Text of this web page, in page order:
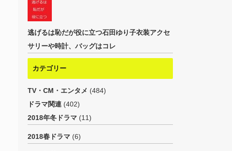
逃げるは恥だが役に立つ石田ゆり子衣装アクセ
サリーや時計、バッグはコレ
カテゴリー
TV・CM・エンタメ (484)
ドラマ関連 (402)
2018年冬ドラマ (11)
2018春ドラマ (6)